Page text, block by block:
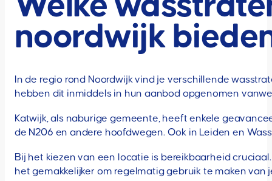
noordwijk
In de regio rond Noordwijk vind je verschillende
hebben dit inmiddels in hun aanbod opgenomen
Katwijk, als naburige gemeente, heeft enkele
de N206 en andere hoofdwegen. Ook in Leiden en
Bij het kiezen van een locatie is bereikbaarheid
het gemakkelijker om regelmatig gebruik te maken